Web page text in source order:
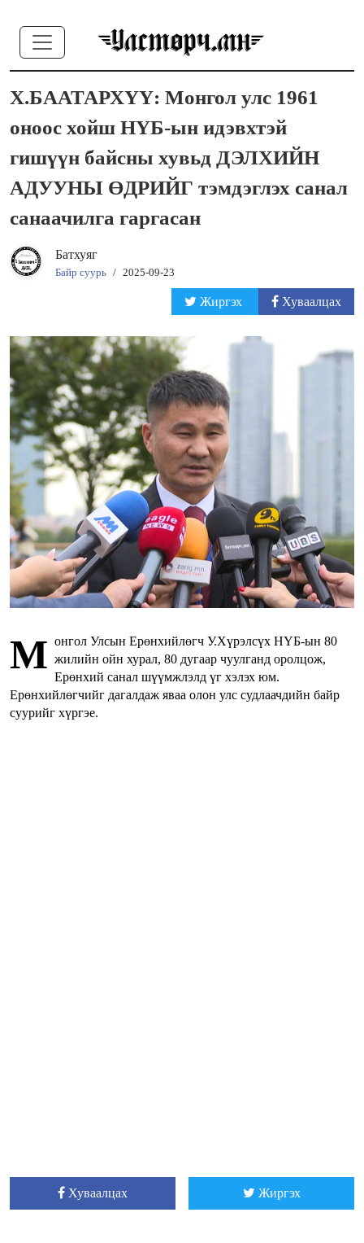
Х.БААТАРХҮҮ: Монгол улс 1961
оноос хойш НҮБ-ын идэвхтэй
гишүүн байсны хувьд ДЭЛХИЙН
АДУУНЫ ӨДРИЙГ тэмдэглэх санал
санаачилга гаргасан
Батхуяг
Байр суурь / 2025-09-23
Жиргэх Хуваалцах
М онгол Улсын Ерөнхийлөгч У.Хүрэлсүх НҮБ-ын 80
жилийн ойн хурал, 80 дугаар чуулганд оролцож,
Ерөнхий санал шүүмжлэлд үг хэлэх юм.
Ерөнхийлөгчийг дагалдаж яваа олон улс судлаачдийн байр
суурийг хүргэе.
Хуваалцах Жиргэх